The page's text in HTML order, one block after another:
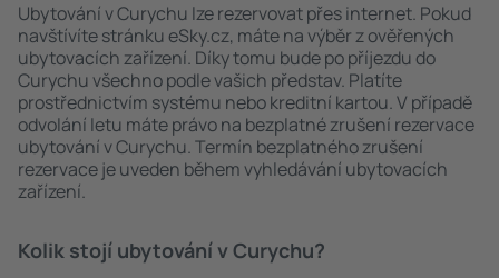
Ubytování v Curychu lze rezervovat přes internet. Pokud
navštívíte stránku eSky.cz, máte na výběr z ověřených
ubytovacích zařízení. Díky tomu bude po příjezdu do
Curychu všechno podle vašich představ. Platíte
prostřednictvím systému nebo kreditní kartou. V případě
odvolání letu máte právo na bezplatné zrušení rezervace
ubytování v Curychu. Termín bezplatného zrušení
rezervace je uveden během vyhledávání ubytovacích
zařízení.
Kolik stojí ubytování v Curychu?